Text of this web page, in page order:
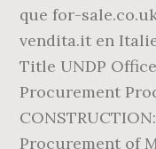
que for-
vendita.it en
Title UNDP
Procurement
Procurement of